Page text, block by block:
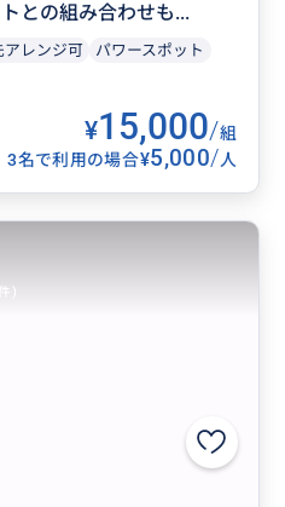
との組み合わせも...
アレンジ可 パワースポット
¥15,000/組
3名で利用の場合¥5,000/人
)